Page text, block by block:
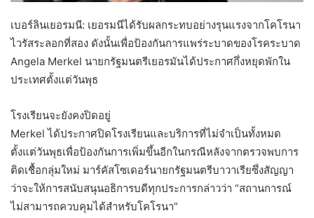
เบอร์ลินเยอรมนี: เยอรมนีได้รับผลกระทบอย่างรุนแรงจากโคโรนา
ไวรัสระลอกที่สอง ดังนั้นเพื่อป้องกันการแพร่ระบาดของโรคระบาด
Angela Merkel นายกรัฐมนตรีเยอรมันได้ประกาศกึ่งหยุดพักใน
ประเทศตั้งแต่วันพุธ
โรงเรียนจะยังคงปิดอยู่
Merkel ได้ประกาศปิดโรงเรียนและบริการที่ไม่จำเป็นทั้งหมด
ตั้งแต่วันพุธเพื่อป้องกันการเพิ่มขึ้นอีกในกรณีหลังจากตรวจพบการ
ติดเชื้อกลุ่มใหม่ มาร์คัสโซเดอร์นายกรัฐมนตรีบาวาเรียซึ่งสัญญา
ว่าจะให้การสนับสนุนอธิการบดีทุกประการกล่าวว่า “สถานการณ์
ไม่สามารถควบคุมได้สำหรับโคโรนา”